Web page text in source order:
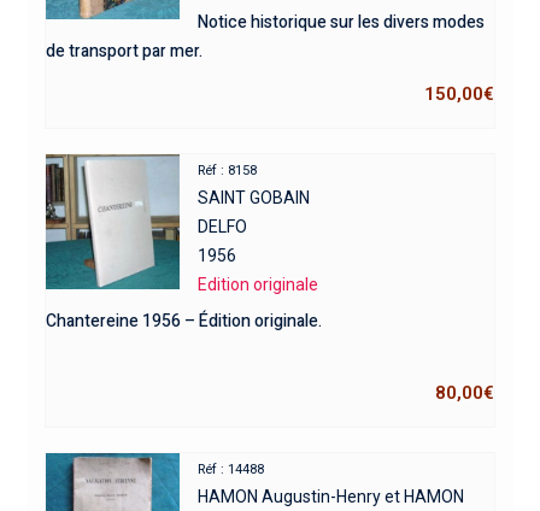
Notice historique sur les divers modes
de transport par mer.
150,00€
Réf : 8158
SAINT GOBAIN
DELFO
1956
Edition originale
Chantereine 1956 – Édition originale.
80,00€
Réf : 14488
HAMON Augustin-Henry et HAMON